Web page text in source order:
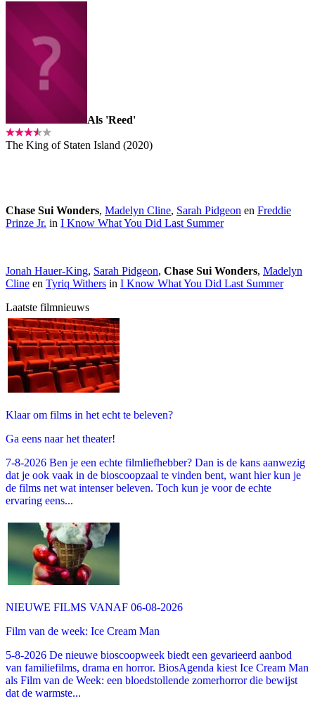
Als 'Reed'
The King of Staten Island (2020)
Chase Sui Wonders, Madelyn Cline, Sarah Pidgeon en Freddie
Prinze Jr. in I Know What You Did Last Summer
Jonah Hauer-King, Sarah Pidgeon, Chase Sui Wonders, Madelyn
Cline en Tyriq Withers in I Know What You Did Last Summer
Laatste filmnieuws
Klaar om films in het echt te beleven?
Ga eens naar het theater!
7-8-2026 Ben je een echte filmliefhebber? Dan is de kans aanwezig
dat je ook vaak in de bioscoopzaal te vinden bent, want hier kun je
de films net wat intenser beleven. Toch kun je voor de echte
ervaring eens...
NIEUWE FILMS VANAF 06-08-2026
Film van de week: Ice Cream Man
5-8-2026 De nieuwe bioscoopweek biedt een gevarieerd aanbod
van familiefilms, drama en horror. BiosAgenda kiest Ice Cream Man
als Film van de Week: een bloedstollende zomerhorror die bewijst
dat de warmste...